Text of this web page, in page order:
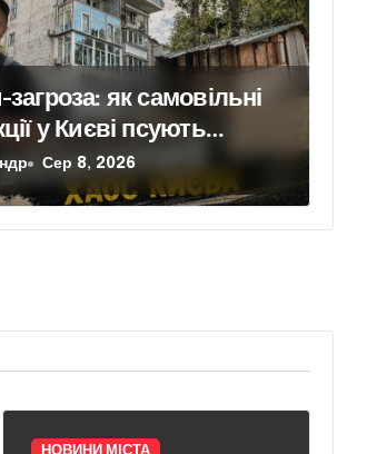
як самовільні
у Києві псують
і ставлять під
Сер 8, 2026